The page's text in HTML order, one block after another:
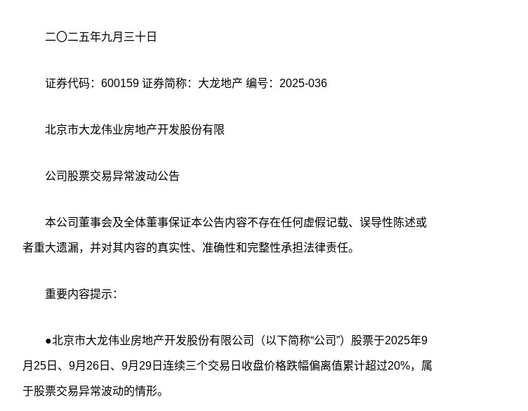
二〇二五年九月三十日
证券代码：600159 证券简称：大龙地产 编号：2025-036
北京市大龙伟业房地产开发股份有限
公司股票交易异常波动公告
本公司董事会及全体董事保证本公告内容不存在任何虚假记载、误导性陈述或
者重大遗漏，并对其内容的真实性、准确性和完整性承担法律责任。
重要内容提示：
●北京市大龙伟业房地产开发股份有限公司（以下简称“公司”）股票于2025年9
月25日、9月26日、9月29日连续三个交易日收盘价格跌幅偏离值累计超过20%，属
于股票交易异常波动的情形。